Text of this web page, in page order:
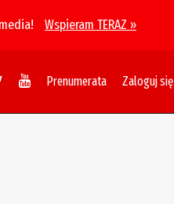
Wspieram TERAZ »
Prenumerata Zaloguj się